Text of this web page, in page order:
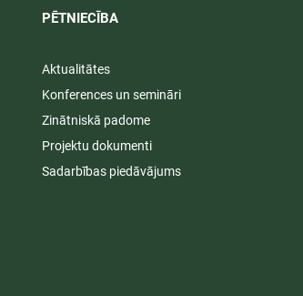
PĒTNIECĪBA
Aktualitātes
Konferences un semināri
Zinātniskā padome
Projektu dokumenti
Sadarbības piedāvājums